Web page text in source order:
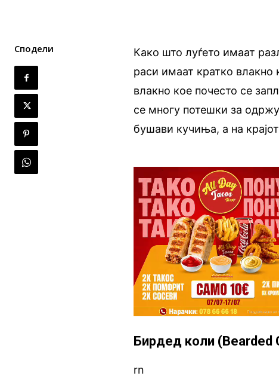
Сподели
Како што луѓето имаат
раси имаат кратко
влакно кое почесто се
се многу потешки за
бушави кучиња, а на
Бирдед коли (Bearded
rn